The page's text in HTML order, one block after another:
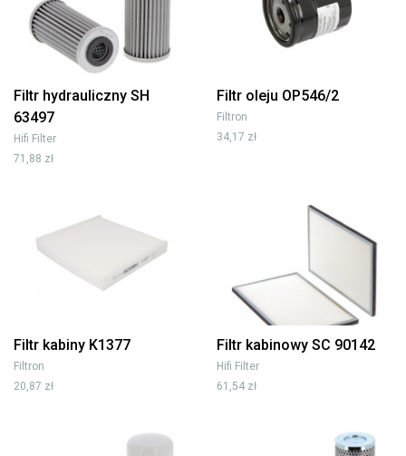
Filtr hydrauliczny SH
63497
Hifi Filter
71,88 zł
Filtr oleju OP546/2
Filtron
34,17 zł
Filtr kabiny K1377
Filtron
20,87 zł
Filtr kabinowy SC 90142
Hifi Filter
61,54 zł